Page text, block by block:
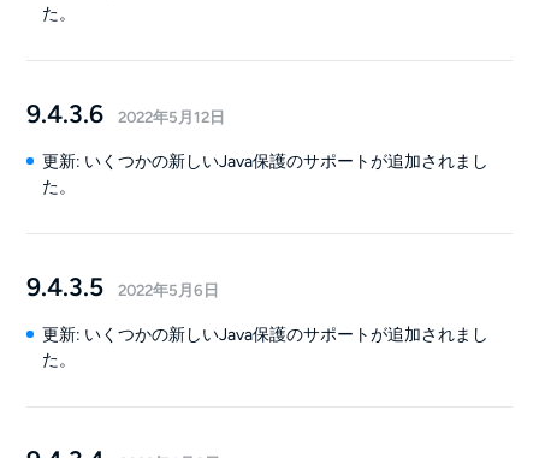
た。
9.4.3.6 2022年5月12日
更新: いくつかの新しいJava保護のサポートが追加されまし
た。
9.4.3.5 2022年5月6日
更新: いくつかの新しいJava保護のサポートが追加されまし
た。